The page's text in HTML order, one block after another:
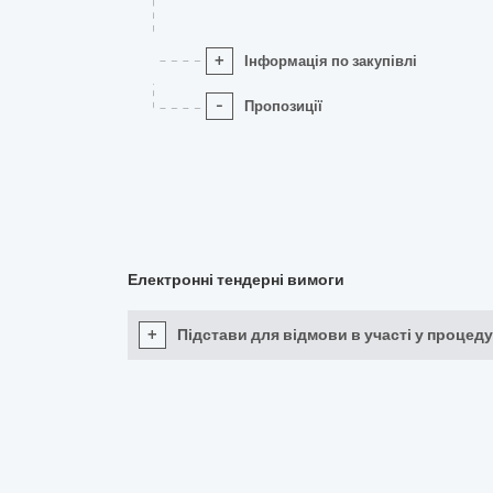
+ Інформація по закупівлі
- Пропозиції
Електронні тендерні вимоги
+ Підстави для відмови в участі у